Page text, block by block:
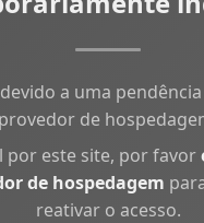
a uma
provedor de
por este site, por favor
de hospedagem
reativar o acesso.